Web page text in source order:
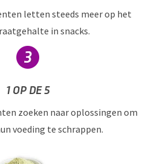
letten steeds meer op het
in snacks.
1 OP DE 5
zoeken naar oplossingen om
voeding te schrappen.